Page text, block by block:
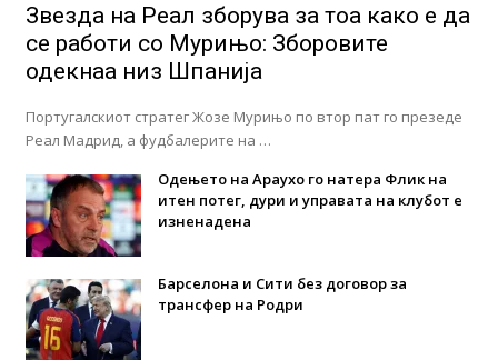
Звезда на Реал зборува за тоа како е да
се работи со Мурињо: Зборовите
одекнаа низ Шпанија
Португалскиот стратег Жозе Мурињо по втор пат го презеде
Реал Мадрид, а фудбалерите на …
Одењето на Араухо го натера Флик на
итен потег, дури и управата на клубот е
изненадена
Барселона и Сити без договор за
трансфер на Родри